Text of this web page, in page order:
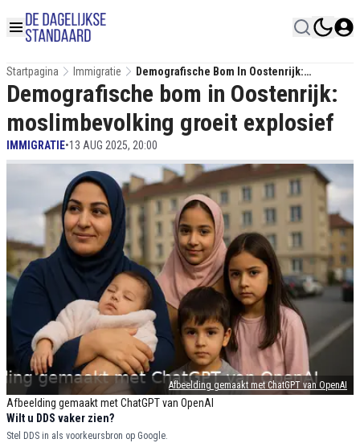
Startpagina Immigratie
Demografische Bom In Oostenrijk:
Moslimbevolking Groeit Explosief
Afbeelding gemaakt met ChatGPT van OpenAI
Afbeelding gemaakt met ChatGPT van OpenAI
Demografische bom in Oostenrijk:
moslimbevolking groeit explosief
IMMIGRATIE•13 AUG 2025, 20:00
Wilt u DDS vaker zien?
Stel DDS in als voorkeursbron op Google.